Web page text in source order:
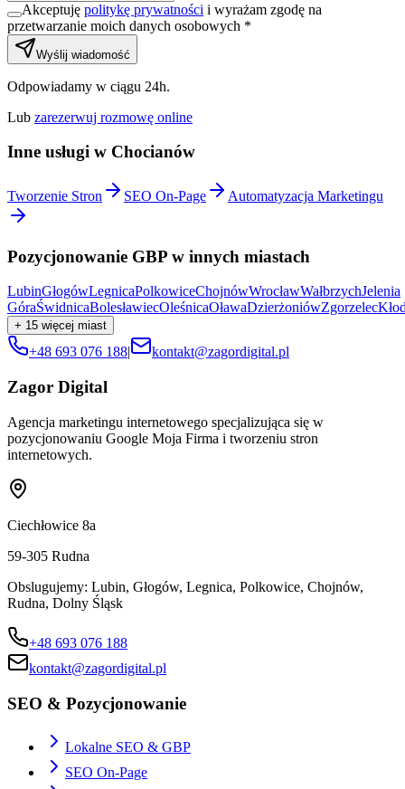
Akceptuję politykę prywatności i wyrażam zgodę na
przetwarzanie moich danych osobowych *
Wyślij wiadomość
Odpowiadamy w ciągu 24h.
Lub zarezerwuj rozmowę online
Inne usługi w Chocianów
Tworzenie Stron SEO On-Page Automatyzacja Marketingu
Pozycjonowanie GBP w innych miastach
LubinGłogówLegnicaPolkowiceChojnówWrocławWałbrzychJelenia
GóraŚwidnicaBolesławiecOleśnicaOławaDzierżoniówZgorzelec
+ 15 więcej miast
+48 693 076 188| kontakt@zagordigital.pl
Zagor Digital
Agencja marketingu internetowego specjalizująca się w
pozycjonowaniu Google Moja Firma i tworzeniu stron
internetowych.
Ciechłowice 8a
59-305 Rudna
Obslugujemy: Lubin, Głogów, Legnica, Polkowice, Chojnów,
Rudna, Dolny Śląsk
+48 693 076 188
kontakt@zagordigital.pl
SEO & Pozycjonowanie
Lokalne SEO & GBP
SEO On-Page